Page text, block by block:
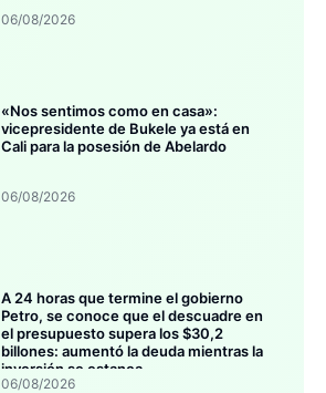
06/08/2026
«Nos sentimos como en casa»:
vicepresidente de Bukele ya está en
Cali para la posesión de Abelardo
06/08/2026
A 24 horas que termine el gobierno
Petro, se conoce que el descuadre en
el presupuesto supera los $30,2
billones: aumentó la deuda mientras la
inversión se estanca
06/08/2026